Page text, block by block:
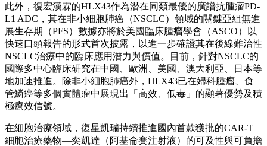
此外，復宏漢霖的HLX43作為潛在同類最優的廣譜抗腫瘤PD-
L1 ADC，其在非小細胞肺癌（NSCLC）領域的關鍵亞組無進
展生存期（PFS）數據亦將於美國臨床腫瘤學會（ASCO）以
快速口頭報告的形式首次披露，以進一步確證其在後線難治性
NSCLC治療中的臨床應用潛力與價值。目前，針對NSCLC的
國際多中心臨床研究在中國、歐洲、美國、澳大利亞、日本等
地加速推進。除非小細胞肺癌外，HLX43已在婦科腫瘤、食
管鱗癌等多個實體瘤中展現出「高效、低毒」的顯著優勢及積
極療效信號。
在細胞治療領域，復星凱瑞持續推進國內首款獲批的CAR-T
細胞治療藥物—奕凱達（阿基侖賽注射液）的可及性與可負擔